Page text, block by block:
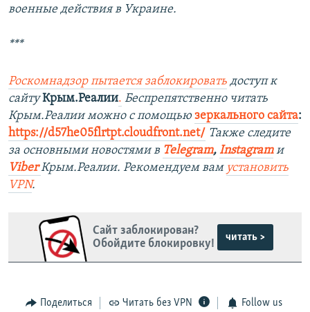
военные действия в Украине.
***
Роскомнадзор пытается заблокировать доступ к
сайтуКрым.Реалии. Беспрепятственно читать
Крым.Реалии можно с помощью зеркального сайта:
https://d57he05flrtpt.cloudfront.net/ Также следите
за основными новостями в Telegram, Instagram и
ViberКрым.Реалии. Рекомендуем вам установить
VPN.
Сайт заблокирован?
Обойдите блокировку!
читать >
Поделиться Читать без VPN Follow us